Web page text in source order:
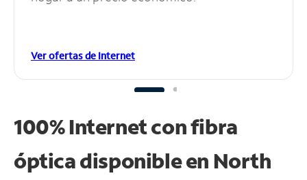
Ver ofertas de Internet
100% Internet con fibra
óptica disponible en North